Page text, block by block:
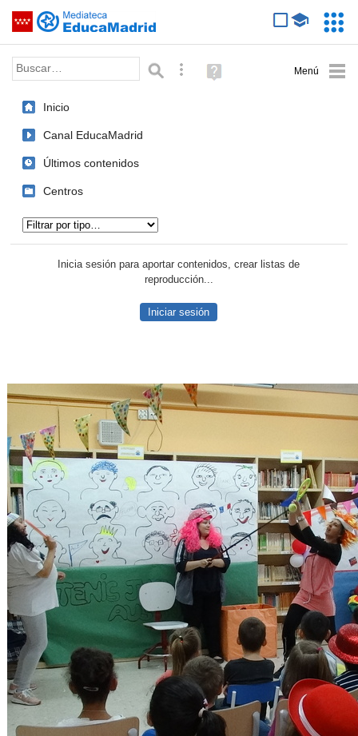
Saltar navegación
Palabra o frase: Búsqueda avanzada
Ayuda
(en
Inicio
Canal EducaMadrid
Últimos contenidos
Centros
Inicia sesión para aportar contenidos, crear listas de
reproducción...
Iniciar sesión